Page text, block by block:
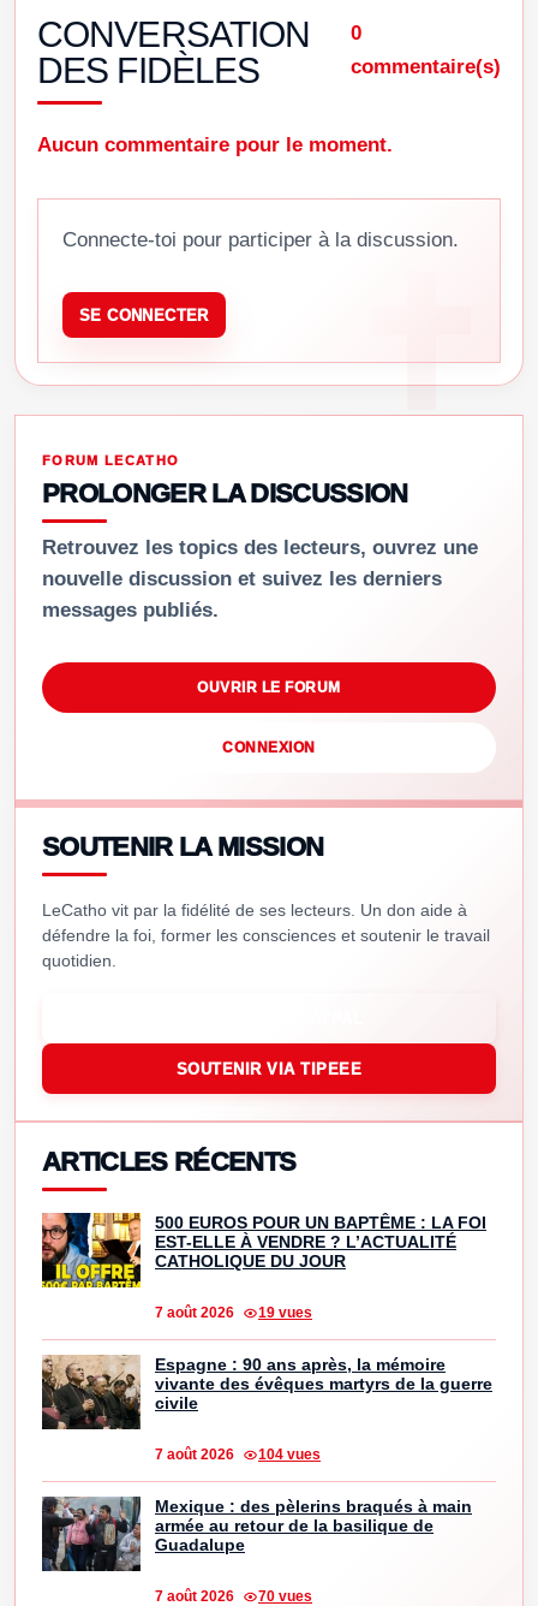
CONVERSATION
DES FIDÈLES
0
commentaire(s)
Aucun commentaire pour le moment.
Connecte-toi pour participer à la discussion.
SE CONNECTER
FORUM LECATHO
PROLONGER LA DISCUSSION
Retrouvez les topics des lecteurs, ouvrez une
nouvelle discussion et suivez les derniers
messages publiés.
OUVRIR LE FORUM
CONNEXION
SOUTENIR LA MISSION
LeCatho vit par la fidélité de ses lecteurs. Un don aide à
défendre la foi, former les consciences et soutenir le travail
quotidien.
SOUTENIR VIA TIPEEE
ARTICLES RÉCENTS
500 EUROS POUR UN BAPTÊME : LA FOI
EST-ELLE À VENDRE ? L’ACTUALITÉ
CATHOLIQUE DU JOUR
7 août 2026 19 vues
Espagne : 90 ans après, la mémoire
vivante des évêques martyrs de la guerre
civile
7 août 2026 104 vues
Mexique : des pèlerins braqués à main
armée au retour de la basilique de
Guadalupe
7 août 2026 70 vues